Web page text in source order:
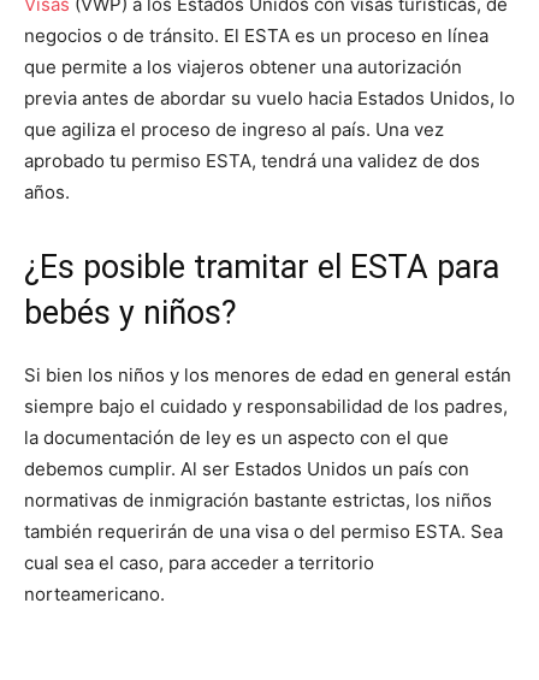
negocios o de tránsito. El ESTA es un proceso en línea
que permite a los viajeros obtener una autorización
previa antes de abordar su vuelo hacia Estados Unidos, lo
que agiliza el proceso de ingreso al país. Una vez
aprobado tu permiso ESTA, tendrá una validez de dos
años.
¿Es posible tramitar el ESTA para
bebés y niños?
Si bien los niños y los menores de edad en general están
siempre bajo el cuidado y responsabilidad de los padres,
la documentación de ley es un aspecto con el que
debemos cumplir. Al ser Estados Unidos un país con
normativas de inmigración bastante estrictas, los niños
también requerirán de una visa o del permiso ESTA. Sea
cual sea el caso, para acceder a territorio
norteamericano.